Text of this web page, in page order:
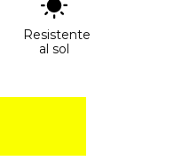
Resistente
al sol